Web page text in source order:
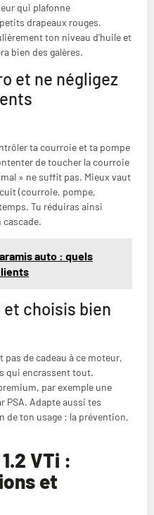
qui plafonne
drapeaux rouges.
ton niveau d’huile et
bien des galères.
et ne négligez
ta courroie et ta pompe
de toucher la courroie
» ne suffit pas. Mieux vaut
(courroie, pompe,
Tu réduiras ainsi
cascade.
auto : quels
choisis bien
de cadeau à ce moteur,
qui encrassent tout.
par exemple une
PSA. Adapte aussi tes
de ton usage : la prévention,
VTi :
et